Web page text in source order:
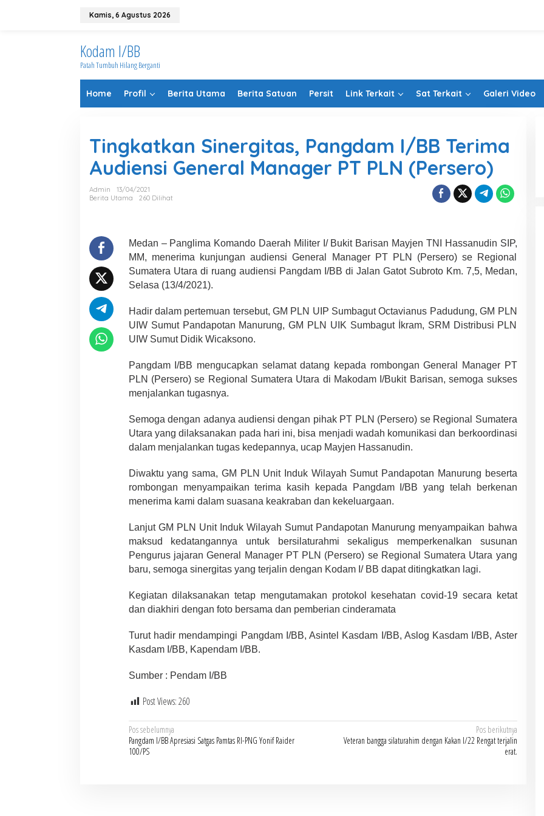
Kamis, 6 Agustus 2026
Kodam I/BB
Patah Tumbuh Hilang Berganti
Home Profil Berita Utama Berita Satuan Persit Link Terkait Sat Terkait Galeri Video
Tingkatkan Sinergitas, Pangdam I/BB Terima
Audiensi General Manager PT PLN (Persero)
Admin
13/04/2021
Berita Utama
260 Dilihat
Medan – Panglima Komando Daerah Militer I/ Bukit Barisan Mayjen TNI Hassanudin SIP,
MM, menerima kunjungan audiensi General Manager PT PLN (Persero) se Regional
Sumatera Utara di ruang audiensi Pangdam I/BB di Jalan Gatot Subroto Km. 7,5, Medan,
Selasa (13/4/2021).
Hadir dalam pertemuan tersebut, GM PLN UIP Sumbagut Octavianus Padudung, GM PLN
UIW Sumut Pandapotan Manurung, GM PLN UIK Sumbagut İkram, SRM Distribusi PLN
UIW Sumut Didik Wicaksono.
Pangdam I/BB mengucapkan selamat datang kepada rombongan General Manager PT
PLN (Persero) se Regional Sumatera Utara di Makodam I/Bukit Barisan, semoga sukses
menjalankan tugasnya.
Semoga dengan adanya audiensi dengan pihak PT PLN (Persero) se Regional Sumatera
Utara yang dilaksanakan pada hari ini, bisa menjadi wadah komunikasi dan berkoordinasi
dalam menjalankan tugas kedepannya, ucap Mayjen Hassanudin.
Diwaktu yang sama, GM PLN Unit Induk Wilayah Sumut Pandapotan Manurung beserta
rombongan menyampaikan terima kasih kepada Pangdam I/BB yang telah berkenan
menerima kami dalam suasana keakraban dan kekeluargaan.
Lanjut GM PLN Unit Induk Wilayah Sumut Pandapotan Manurung menyampaikan bahwa
maksud kedatangannya untuk bersilaturahmi sekaligus memperkenalkan susunan
Pengurus jajaran General Manager PT PLN (Persero) se Regional Sumatera Utara yang
baru, semoga sinergitas yang terjalin dengan Kodam I/ BB dapat ditingkatkan lagi.
Kegiatan dilaksanakan tetap mengutamakan protokol kesehatan covid-19 secara ketat
dan diakhiri dengan foto bersama dan pemberian cinderamata
Turut hadir mendampingi Pangdam I/BB, Asintel Kasdam I/BB, Aslog Kasdam I/BB, Aster
Kasdam I/BB, Kapendam I/BB.
Sumber : Pendam I/BB
Post Views:260
Navigasi
pos
Pos sebelumnya
Pangdam I/BB Apresiasi Satgas Pamtas RI-PNG Yonif Raider
100/PS
Pos berikutnya
Veteran bangga silaturahim dengan Kakan I/22 Rengat terjalin
erat.